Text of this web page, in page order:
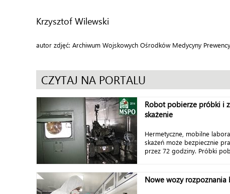
Krzysztof Wilewski
autor zdjęć: Archiwum Wojskowych Ośrodków Medycyny
CZYTAJ NA PORTALU
Robot pobierze próbki i
skażenie
Hermetyczne, mobilne
skażeń może bezpiecznie
przez 72 godziny. Próbki
Nowe wozy